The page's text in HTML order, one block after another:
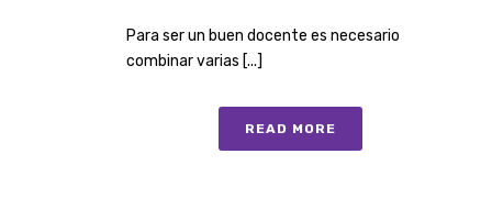
Para ser un buen docente es necesario
combinar varias [...]
READ MORE